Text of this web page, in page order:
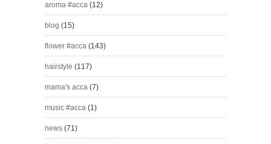
aroma #acca (12)
blog (15)
flower #acca (143)
hairstyle (117)
mama's acca (7)
music #acca (1)
news (71)